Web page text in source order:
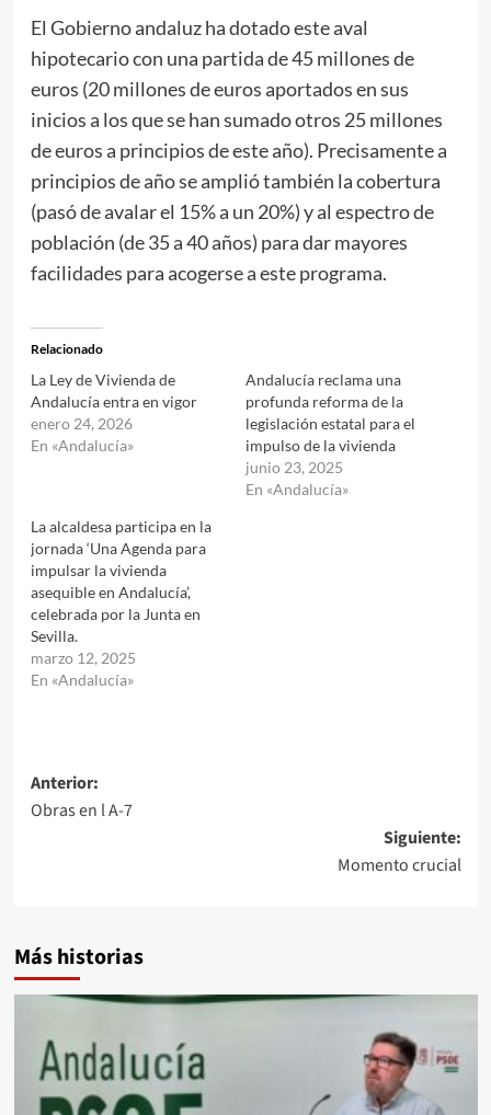
El Gobierno andaluz ha dotado este aval
hipotecario con una partida de 45 millones de
euros (20 millones de euros aportados en sus
inicios a los que se han sumado otros 25 millones
de euros a principios de este año). Precisamente a
principios de año se amplió también la cobertura
(pasó de avalar el 15% a un 20%) y al espectro de
población (de 35 a 40 años) para dar mayores
facilidades para acogerse a este programa.
Relacionado
La Ley de Vivienda de
Andalucía entra en vigor
enero 24, 2026
En «Andalucía»
Andalucía reclama una
profunda reforma de la
legislación estatal para el
impulso de la vivienda
junio 23, 2025
En «Andalucía»
La alcaldesa participa en la
jornada ‘Una Agenda para
impulsar la vivienda
asequible en Andalucía’,
celebrada por la Junta en
Sevilla.
marzo 12, 2025
En «Andalucía»
Navegación
de
Anterior:
Obras en l A-7
Siguiente:
Momento crucial
Más historias